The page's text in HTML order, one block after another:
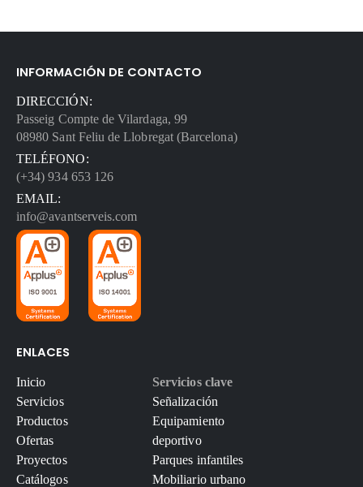
INFORMACIÓN DE CONTACTO
DIRECCIÓN:
Passeig Compte de Vilardaga, 99
08980 Sant Feliu de Llobregat (Barcelona)
TELÉFONO:
(+34) 934 653 126
EMAIL:
info@avantserveis.com
ENLACES
Inicio
Servicios
Productos
Ofertas
Proyectos
Catálogos
Servicios clave
Señalización
Equipamiento
deportivo
Parques infantiles
Mobiliario urbano